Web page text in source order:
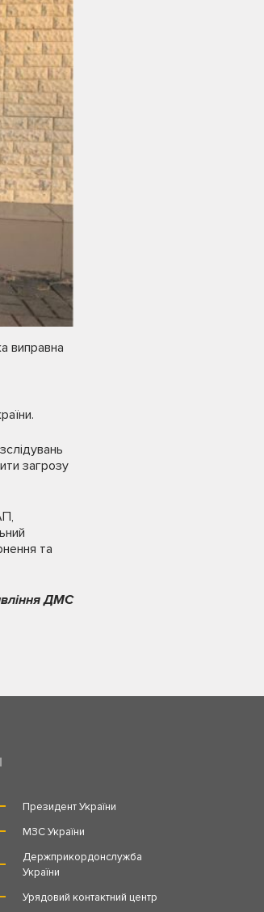
виправна
загрозу
та
ДМС
Президент України
МЗС України
Держприкордонслужба
України
Урядовий контактний центр